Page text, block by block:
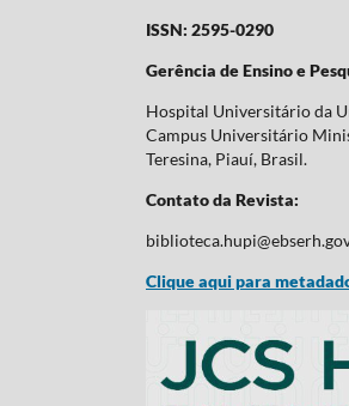
ISSN: 2595-0290
Gerência de Ensino e
Hospital Universitário da
Campus Universitário
Teresina, Piauí, Brasil.
Contato da Revista:
Clique aqui para